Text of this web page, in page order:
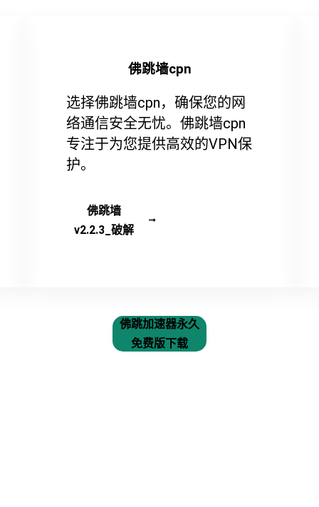
佛跳墙cpn
选择佛跳墙cpn，确保您的网
络通信安全无忧。佛跳墙cpn
专注于为您提供高效的VPN保
护。
佛跳墙
v2.2.3_破解
佛跳加速器永久
免费版下载